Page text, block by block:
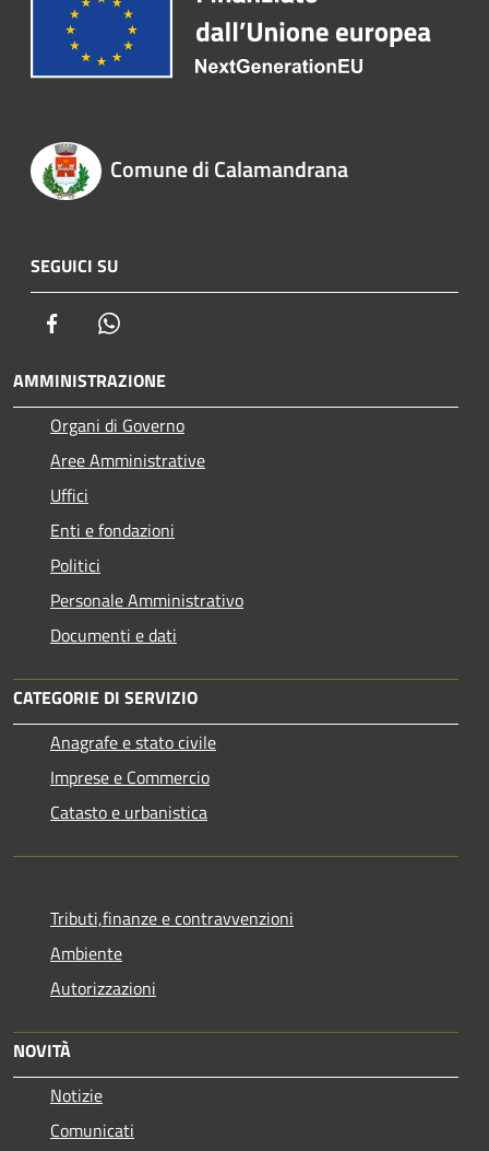
Comune di Calamandrana
SEGUICI SU
Facebook
AMMINISTRAZIONE
Organi di Governo
Aree Amministrative
Uffici
Enti e fondazioni
Politici
Personale Amministrativo
Documenti e dati
CATEGORIE DI SERVIZIO
Anagrafe e stato civile
Imprese e Commercio
Catasto e urbanistica
Tributi,finanze e contravvenzioni
Ambiente
Autorizzazioni
NOVITÀ
Notizie
Comunicati